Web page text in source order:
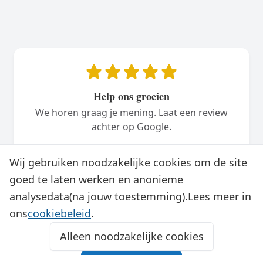
Help ons groeien
We horen graag je mening. Laat een review
achter op Google.
Wij gebruiken noodzakelijke cookies om de site
goed te laten werken en anonieme
analysedata(na jouw toestemming).Lees meer in
onscookiebeleid.
Alleen noodzakelijke cookies